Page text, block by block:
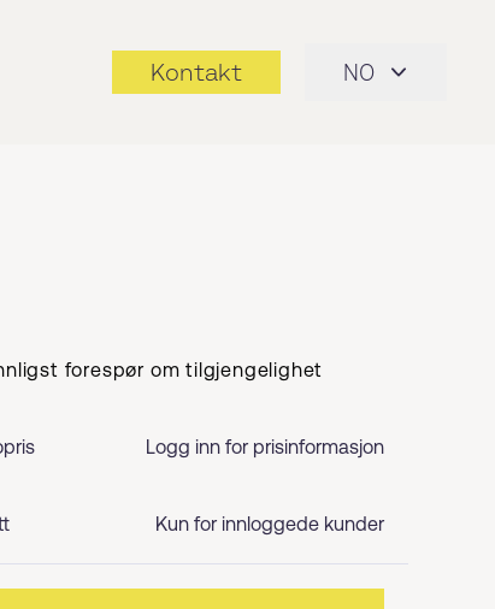
Kontakt NO
forespør om tilgjengelighet
Logg inn for prisinformasjon
Kun for innloggede kunder